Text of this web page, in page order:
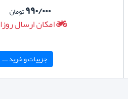
۹۹۰/۰۰۰تومان
امکان ارسال
جزییات و خرید ...